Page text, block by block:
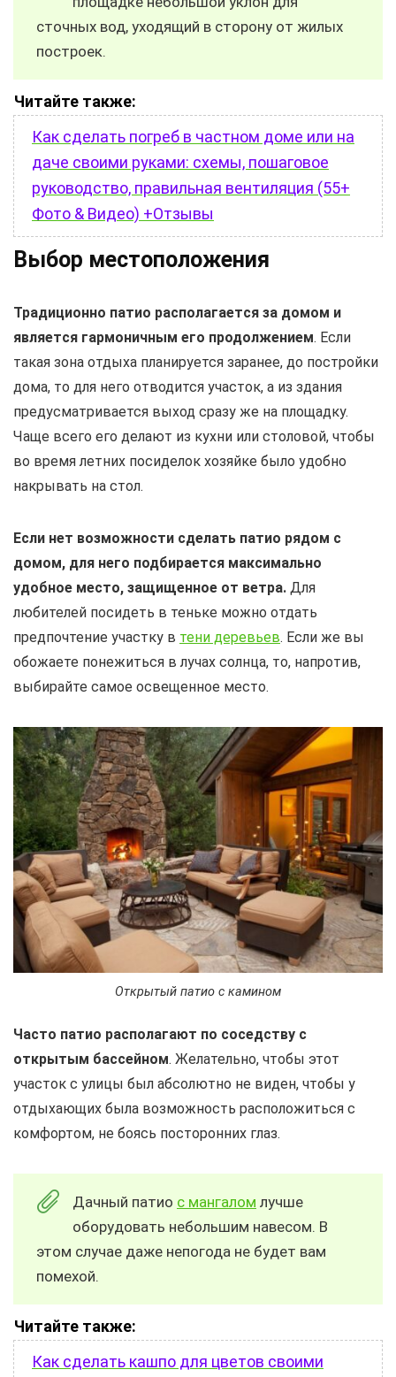
сточных вод, уходящий в сторону от жилых
построек.
Читайте также:
Как сделать погреб в частном доме или на
даче своими руками: схемы, пошаговое
руководство, правильная вентиляция (55+
Фото & Видео) +Отзывы
Выбор местоположения
Традиционно патио располагается за домом и
является гармоничным его продолжением. Если
такая зона отдыха планируется заранее, до постройки
дома, то для него отводится участок, а из здания
предусматривается выход сразу же на площадку.
Чаще всего его делают из кухни или столовой, чтобы
во время летних посиделок хозяйке было удобно
накрывать на стол.
Если нет возможности сделать патио рядом с
домом, для него подбирается максимально
удобное место, защищенное от ветра. Для
любителей посидеть в теньке можно отдать
предпочтение участку в тени деревьев. Если же вы
обожаете понежиться в лучах солнца, то, напротив,
выбирайте самое освещенное место.
Открытый патио с камином
Часто патио располагают по соседству с
открытым бассейном. Желательно, чтобы этот
участок с улицы был абсолютно не виден, чтобы у
отдыхающих была возможность расположиться с
комфортом, не боясь посторонних глаз.
Дачный патио с мангалом лучше
оборудовать небольшим навесом. В
этом случае даже непогода не будет вам
помехой.
Читайте также:
Как сделать кашпо для цветов своими